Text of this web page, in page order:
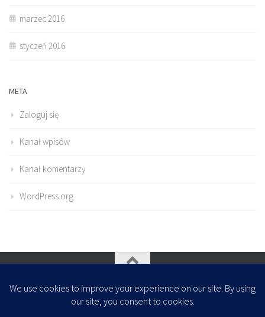
marzec 2016
styczeń 2016
META
Zaloguj się
Kanał wpisów
Kanał komentarzy
WordPress.org